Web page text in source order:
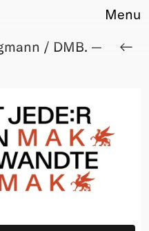
Menu
/ DMB. —